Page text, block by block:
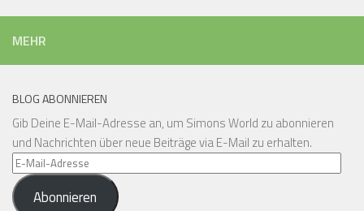
MEHR
BLOG ABONNIEREN
Gib Deine E-Mail-Adresse an, um Simons World zu abonnieren
und Nachrichten über neue Beiträge via E-Mail zu erhalten.
E-
Mail-
AdresseAbonnieren